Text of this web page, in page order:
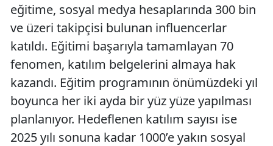
eğitime, sosyal medya hesaplarında 300 bin
ve üzeri takipçisi bulunan influencerlar
katıldı. Eğitimi başarıyla tamamlayan 70
fenomen, katılım belgelerini almaya hak
kazandı. Eğitim programının önümüzdeki yıl
boyunca her iki ayda bir yüz yüze yapılması
planlanıyor. Hedeflenen katılım sayısı ise
2025 yılı sonuna kadar 1000’e yakın sosyal